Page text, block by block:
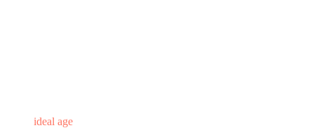
ideal age